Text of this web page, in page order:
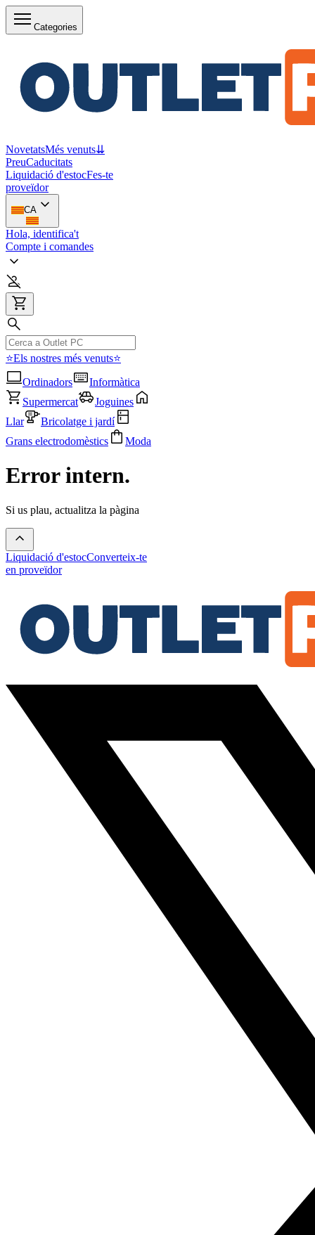
Categories
NovetatsMés venuts⇊
PreuCaducitats
Liquidació d'estocFes-te
proveïdor
CA
Hola, identifica't
Compte i comandes
⭐Els nostres més venuts⭐
Ordinadors
Informàtica
Supermercat
Joguines
Llar
Bricolatge i jardí
Grans electrodomèstics
Moda
Error intern.
Si us plau, actualitza la pàgina
Liquidació d'estocConverteix-te
en proveïdor